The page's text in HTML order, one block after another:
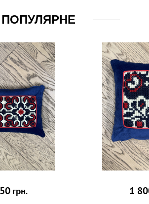
ПОПУЛЯРНЕ
грн. 1